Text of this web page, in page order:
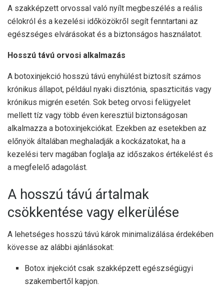
A szakképzett orvossal való nyílt megbeszélés a reális
célokról és a kezelési időközökről segít fenntartani az
egészséges elvárásokat és a biztonságos használatot.
Hosszú távú orvosi alkalmazás
A botoxinjekció hosszú távú enyhülést biztosít számos
krónikus állapot, például nyaki disztónia, spaszticitás vagy
krónikus migrén esetén. Sok beteg orvosi felügyelet
mellett tíz vagy több éven keresztül biztonságosan
alkalmazza a botoxinjekciókat. Ezekben az esetekben az
előnyök általában meghaladják a kockázatokat, ha a
kezelési terv magában foglalja az időszakos értékelést és
a megfelelő adagolást.
A hosszú távú ártalmak
csökkentése vagy elkerülése
A lehetséges hosszú távú károk minimalizálása érdekében
kövesse az alábbi ajánlásokat:
Botox injekciót csak szakképzett egészségügyi
szakembertől kapjon.